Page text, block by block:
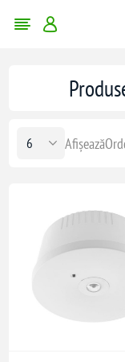
Afișează